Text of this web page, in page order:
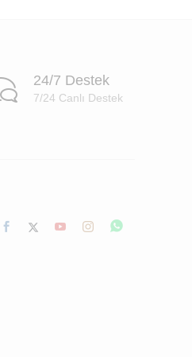
24/7 Destek
7/24 Canlı Destek